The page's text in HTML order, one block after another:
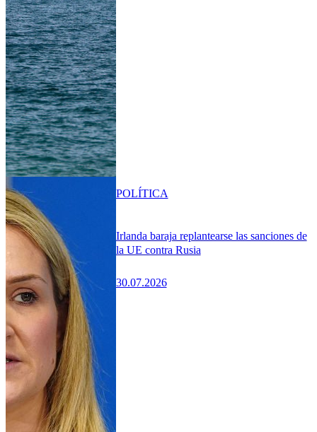
Irlanda baraja replantearse las sanciones de
la UE contra Rusia
30.07.2026
POLÍTICA